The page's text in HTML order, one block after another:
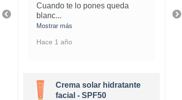
Cuando te lo pones queda
blanc...
Mostrar más
Hace 1 año
Crema solar hidratante
facial - SPF50